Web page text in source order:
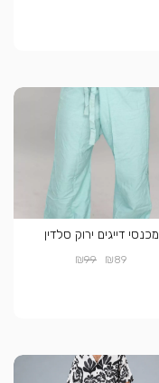
מכנסי דייגים ירוק סלדין
₪89
₪99